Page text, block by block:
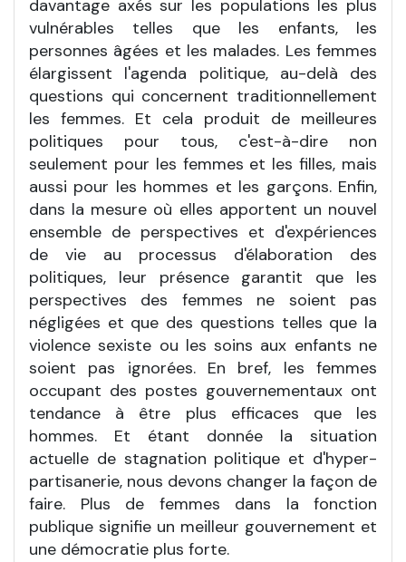
davantage axés sur les populations les plus
vulnérables telles que les enfants, les
personnes âgées et les malades. Les femmes
élargissent l'agenda politique, au-delà des
questions qui concernent traditionnellement
les femmes. Et cela produit de meilleures
politiques pour tous, c'est-à-dire non
seulement pour les femmes et les filles, mais
aussi pour les hommes et les garçons. Enfin,
dans la mesure où elles apportent un nouvel
ensemble de perspectives et d'expériences
de vie au processus d'élaboration des
politiques, leur présence garantit que les
perspectives des femmes ne soient pas
négligées et que des questions telles que la
violence sexiste ou les soins aux enfants ne
soient pas ignorées. En bref, les femmes
occupant des postes gouvernementaux ont
tendance à être plus efficaces que les
hommes. Et étant donnée la situation
actuelle de stagnation politique et d'hyper-
partisanerie, nous devons changer la façon de
faire. Plus de femmes dans la fonction
publique signifie un meilleur gouvernement et
une démocratie plus forte.